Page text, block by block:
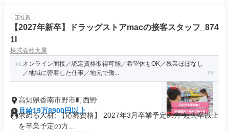
正社員
【2027年新卒】ドラッグストアmacの接客スタッフ_874
1I
株式会社大屋
オンライン面接／認定資格取得可能／希望休もOK／残業ほぼなし
／地域に密着した仕事／地元で働...
高知県香南市野市町西野
月給19万8900円以上
求める人材: 【応募資格】 2027年3月卒業予定の方 短大卒以上
を卒業予定の方...